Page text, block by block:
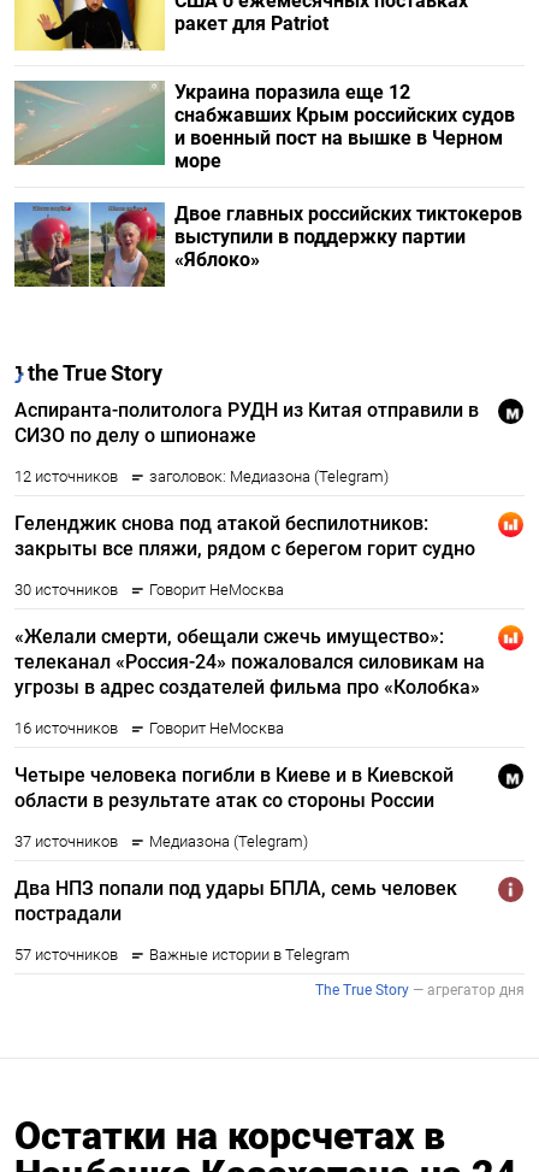
ракет для Patriot
Украина поразила еще 12
снабжавших Крым российских судов
и военный пост на вышке в Черном
море
Двое главных российских тиктокеров
выступили в поддержку партии
«Яблоко»
Остатки на корсчетах в